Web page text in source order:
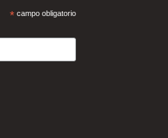
*campo obligatorio